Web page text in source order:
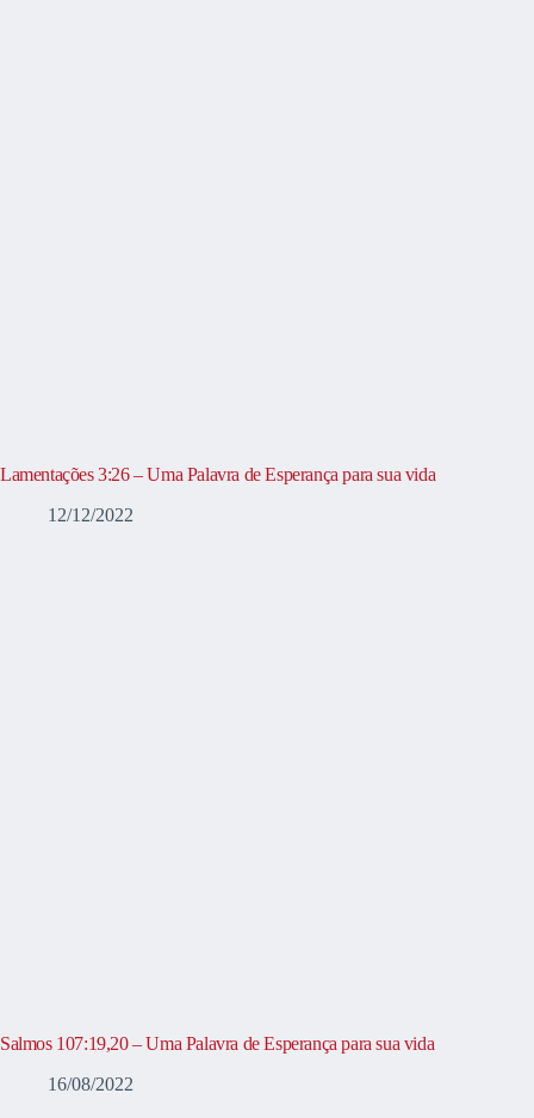
Lamentações 3:26 – Uma Palavra de Esperança para sua vida
12/12/2022
Salmos 107:19,20 – Uma Palavra de Esperança para sua vida
16/08/2022